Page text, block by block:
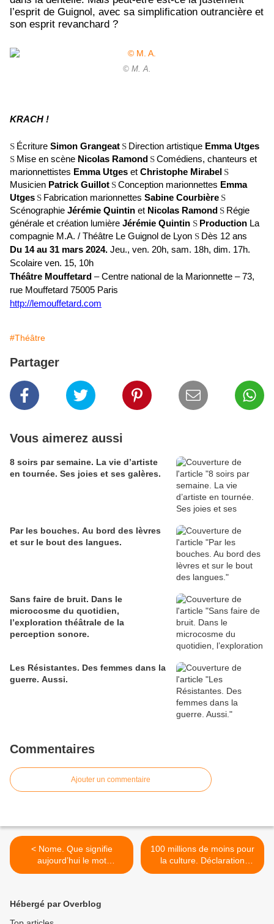
l’esprit de Guignol, avec sa simplification outrancière et
son esprit revanchard ?
© M. A.
KRACH !
S Écriture Simon Grangeat S Direction artistique Emma Utges
S Mise en scène Nicolas Ramond SComédiens, chanteurs et
marionnettistes Emma Utges et Christophe Mirabel S
Musicien Patrick Guillot SConception marionnettes Emma
Utges S Fabrication marionnettes Sabine Courbière S
Scénographie Jérémie Quintin et Nicolas Ramond S Régie
générale et création lumière Jérémie Quintin S Production La
compagnie M.A. / Théâtre Le Guignol de Lyon S Dès 12 ans
Du 14 au 31 mars 2024. Jeu., ven. 20h, sam. 18h, dim. 17h.
Scolaire ven. 15, 10h
Théâtre Mouffetard – Centre national de la Marionnette – 73,
rue Mouffetard 75005 Paris
http://lemouffetard.com
#Théâtre
Partager
Vous aimerez aussi
8 soirs par semaine. La vie d’artiste
en tournée. Ses joies et ses galères.
Par les bouches. Au bord des lèvres
et sur le bout des langues.
Sans faire de bruit. Dans le
microcosme du quotidien,
l’exploration théâtrale de la
perception sonore.
Les Résistantes. Des femmes dans la
guerre. Aussi.
Commentaires
Ajouter un commentaire
< Nome. Que signifie
aujourd’hui le mot
«Indépendance» en
ses élans révolutionnaires ?
100 millions de moins pour
la culture. Déclaration
commune de la branche du
Hébergé par Overblog